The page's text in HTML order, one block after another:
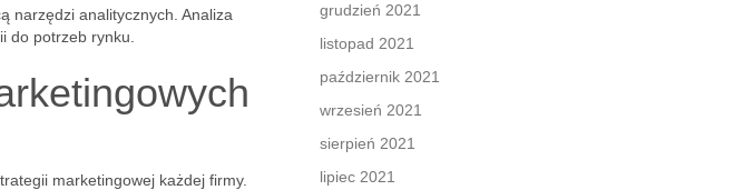
narzędzi analitycznych. Analiza
do potrzeb rynku.
marketingowej każdej firmy.
grudzień 2021
listopad 2021
październik 2021
wrzesień 2021
sierpień 2021
lipiec 2021